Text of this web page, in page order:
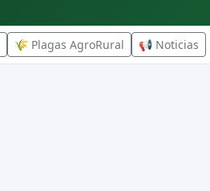
🌾 Plagas AgroRural 📢 Noticias